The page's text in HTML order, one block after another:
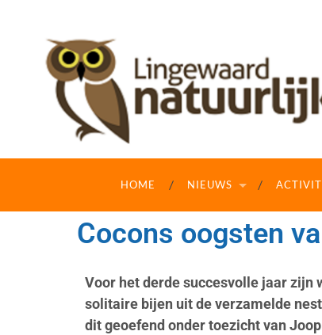
HOME NIEUWS
Cocons oogsten
Voor het derde succesvolle jaar zijn
solitaire bijen uit de verzamelde
dit geoefend onder toezicht van